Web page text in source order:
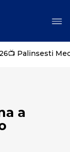
📺 Palinsesti
a